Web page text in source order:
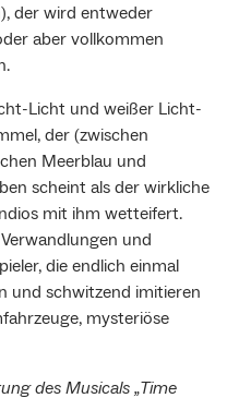
der wird entweder
aber vollkommen
Licht und weißer Licht-
der (zwischen
Meerblau und
scheint als der wirkliche
mit ihm wetteifert.
und
die endlich einmal
und schwitzend imitieren
mysteriöse
des Musicals „Time